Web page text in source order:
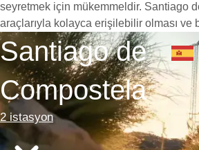
seyretmek için mükemmeldir. Santiago
araçlarıyla kolayca erişilebilir olması ve
Santiago de
Compostela
2 istasyon